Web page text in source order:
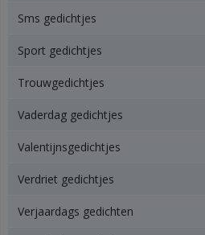
Sms gedichtjes
Sport gedichtjes
Trouwgedichtjes
Vaderdag gedichtjes
Valentijnsgedichtjes
Verdriet gedichtjes
Verjaardags gedichten